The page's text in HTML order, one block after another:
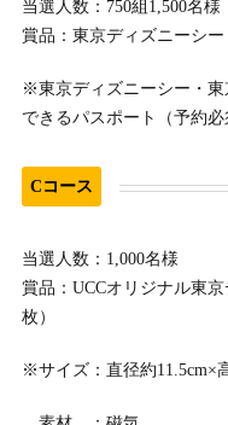
当選人数：750組1,500名様
賞品：東京ディズニーシー
※東京ディズニーシー・東
できるパスポート（予約必
Cコース
当選人数：1,000名様
賞品：UCCオリジナル東
枚）
※サイズ：直径約11.5cm×